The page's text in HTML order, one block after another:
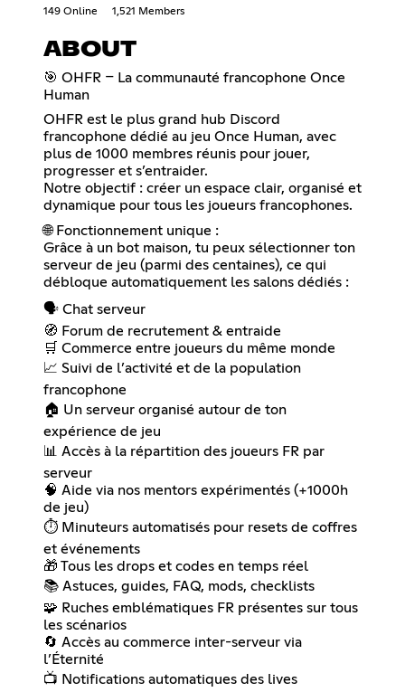
149 Online 1,521 Members
ABOUT
🎯 OHFR – La communauté francophone Once
Human
OHFR est le plus grand hub Discord
francophone dédié au jeu Once Human, avec
plus de 1000 membres réunis pour jouer,
progresser et s’entraider.
Notre objectif : créer un espace clair, organisé et
dynamique pour tous les joueurs francophones.
🌐 Fonctionnement unique :
Grâce à un bot maison, tu peux sélectionner ton
serveur de jeu (parmi des centaines), ce qui
débloque automatiquement les salons dédiés :
🗣️ Chat serveur
🧭 Forum de recrutement & entraide
🛒 Commerce entre joueurs du même monde
📈 Suivi de l’activité et de la population
francophone
🏠 Un serveur organisé autour de ton
expérience de jeu
📊 Accès à la répartition des joueurs FR par
serveur
🧠 Aide via nos mentors expérimentés (+1000h
de jeu)
⏱️ Minuteurs automatisés pour resets de coffres
et événements
🎁 Tous les drops et codes en temps réel
📚 Astuces, guides, FAQ, mods, checklists
🧩 Ruches emblématiques FR présentes sur tous
les scénarios
🔄 Accès au commerce inter-serveur via
l’Éternité
📺 Notifications automatiques des lives